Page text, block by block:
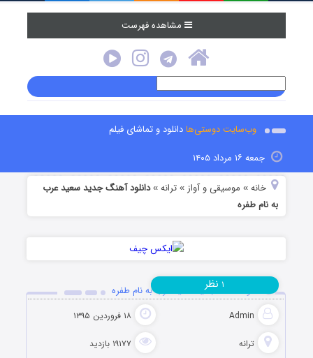
مشاهده فهرست
وب‌سایت دوستی‌هادانلود و تماشای فیلم
جمعه ۱۶ مرداد ۱۴۰۵
خانه » موسیقی و آواز »ترانه »دانلود آهنگ جدید سعید عرب
به نام طفره
دانلود آهنگ جدید سعید عرب به نام طفره
Admin ۱۸ فروردین ۱۳۹۵
ترانه ۱۹۱۷۷ بازدید
۱ نظر